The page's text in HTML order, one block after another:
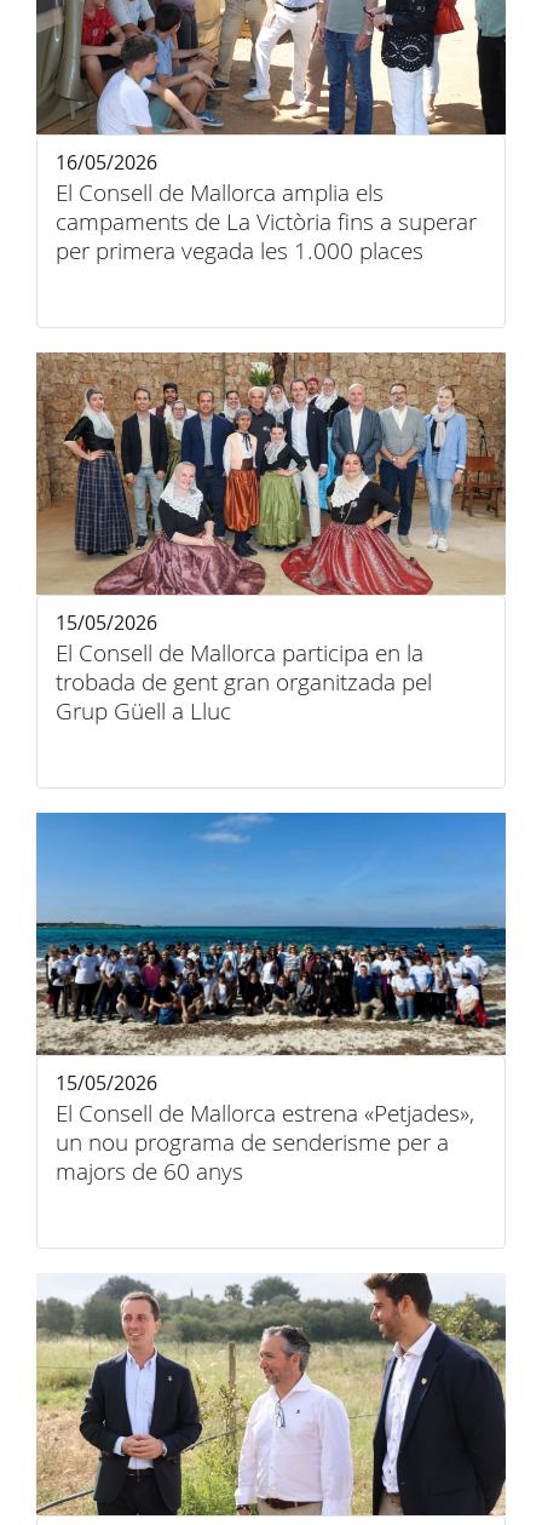
El Consell de Mallorca amplia els
campaments de La Victòria fins a superar
per primera vegada les 1.000 places
16/05/2026
El Consell de Mallorca participa en la
trobada de gent gran organitzada pel
Grup Güell a Lluc
15/05/2026
El Consell de Mallorca estrena «Petjades»,
un nou programa de senderisme per a
majors de 60 anys
15/05/2026